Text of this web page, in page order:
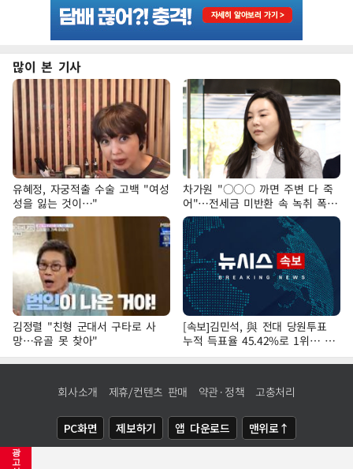
광
고
많이 본 기사
유혜정, 자궁적출 수술 고백 "여성
성을 잃는 것이…"
차가원 "○○○ 까면 주변 다 죽
어"…전세금 미반환 속 녹취 폭로
파장
김정렬 "친형 군대서 구타로 사
망…유골 못 찾아"
[속보]김민석, 與 전대 당원투표
누적 득표율 45.42%로 1위… 정
청래 44.56%
회사소개 제휴/컨텐츠 판매 약관·정책 고충처리
PC화면 제보하기 앱 다운로드 맨위로↑